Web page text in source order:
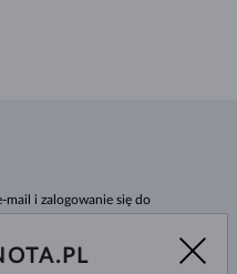
mail i zalogowanie się do